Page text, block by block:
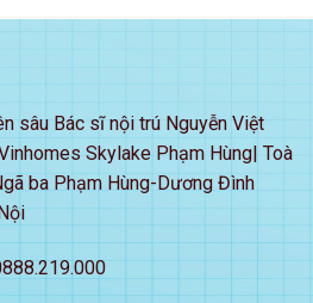
sâu Bác sĩ nội trú Nguyễn Việt
Skylake Phạm Hùng| Toà
ba Phạm Hùng-Dương Đình